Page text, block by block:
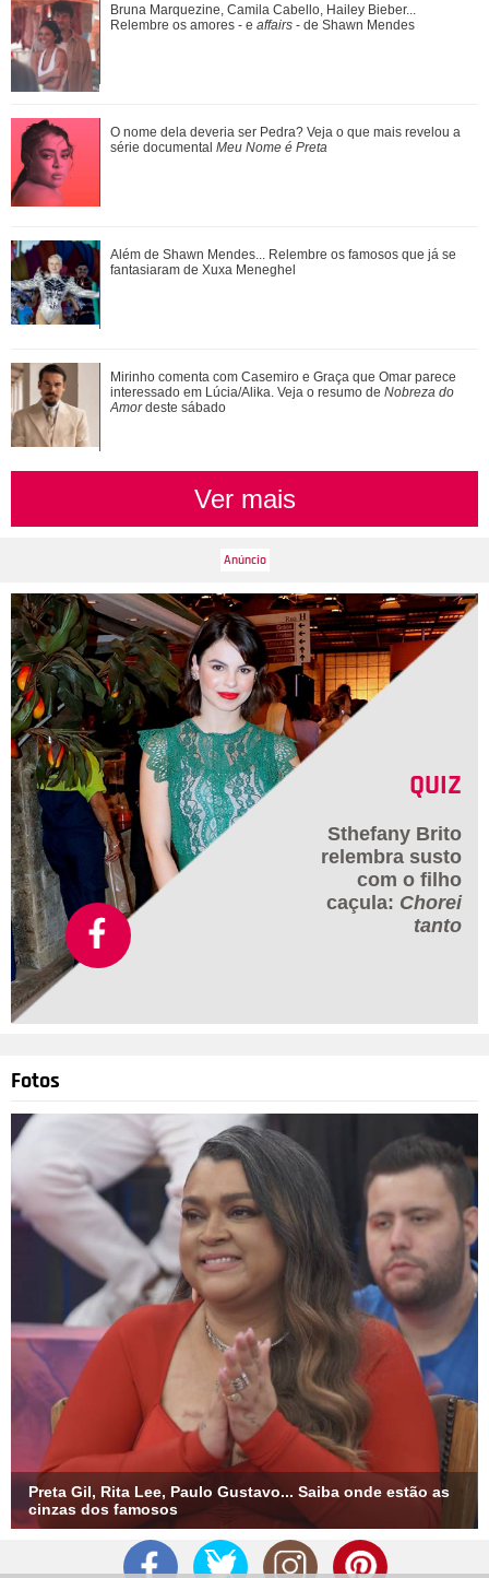
O nome dela deveria ser Pedra? Veja o que mais revelou a
série documental Meu Nome é Preta
Ariana Grande anuncia pausa na carreira após críticas ao
corpo
Ariana Grande faz desabafo em show sobre decisão de
pausar a carreira: Não foi uma reação...
Além de Shawn Mendes... Relembre os famosos que já se
fantasiaram de Xuxa Meneghel
Bruna Marquezine, Camila Cabello, Hailey Bieber...
Relembre os amores - e affairs - de Shawn Mendes
O nome dela deveria ser Pedra? Veja o que mais revelou a
série documental Meu Nome é Preta
Além de Shawn Mendes... Relembre os famosos que já se
fantasiaram de Xuxa Meneghel
Mirinho comenta com Casemiro e Graça que Omar parece
interessado em Lúcia/Alika. Veja o resumo de Nobreza do
Amordeste sábado
Ver mais
QUIZ
Sthefany Brito
relembra susto
com o filho
caçula: Chorei
tanto
Fotos
Preta Gil, Rita Lee, Paulo Gustavo... Saiba onde estão as
cinzas dos famosos